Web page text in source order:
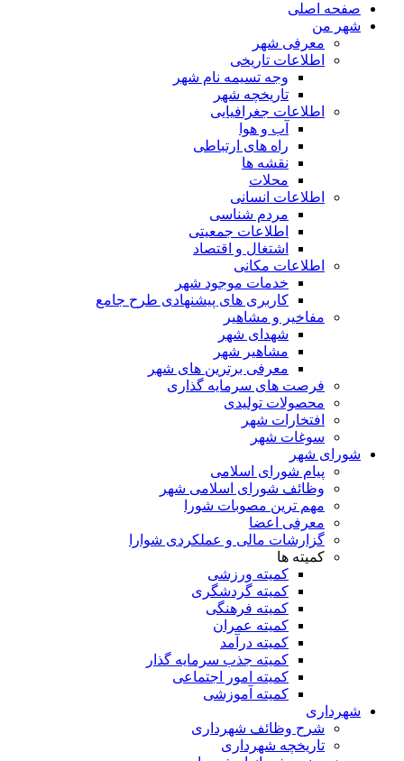
صفحه اصلی
شهر من
معرفی شهر
اطلاعات تاریخی
وجه تسیمه نام شهر
تاریخچه شهر
اطلاعات جغرافیایی
آب و هوا
راه های ارتباطی
نقشه ها
محلات
اطلاعات انسانی
مردم شناسی
اطلاعات جمعیتی
اشتغال و اقتصاد
اطلاعات مکانی
خدمات موجود شهر
کاربری های پیشنهادی طرح جامع
مفاخیر و مشاهیر
شهدای شهر
مشاهیر شهر
معرفی برترین های شهر
فرصت های سرمایه گذاری
محصولات تولیدی
افتخارات شهر
سوغات شهر
شورای شهر
پیام شورای اسلامی
وظائف شورای اسلامی شهر
مهم ترین مصوبات شورا
معرفی اعضا
گزارشات مالی و عملکردی شوارا
کمیته ها
کمیته ورزشی
کمیته گردشگری
کمیته فرهنگی
کمیته عمران
کمیته درآمد
کمیته جذب سرمایه گذار
کمیته امور اجتماعی
کمیته آموزشی
شهرداری
شرح وظائف شهرداری
تاریخچه شهرداری